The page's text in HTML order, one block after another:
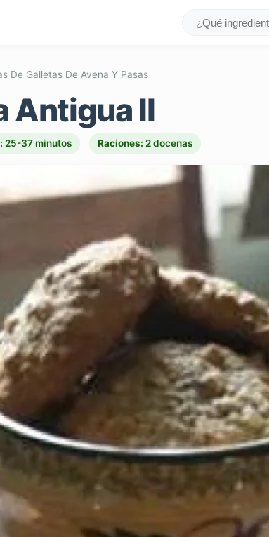
De Galletas De Avena Y Pasas
Antigua II
25-37 minutos Raciones: 2 docenas